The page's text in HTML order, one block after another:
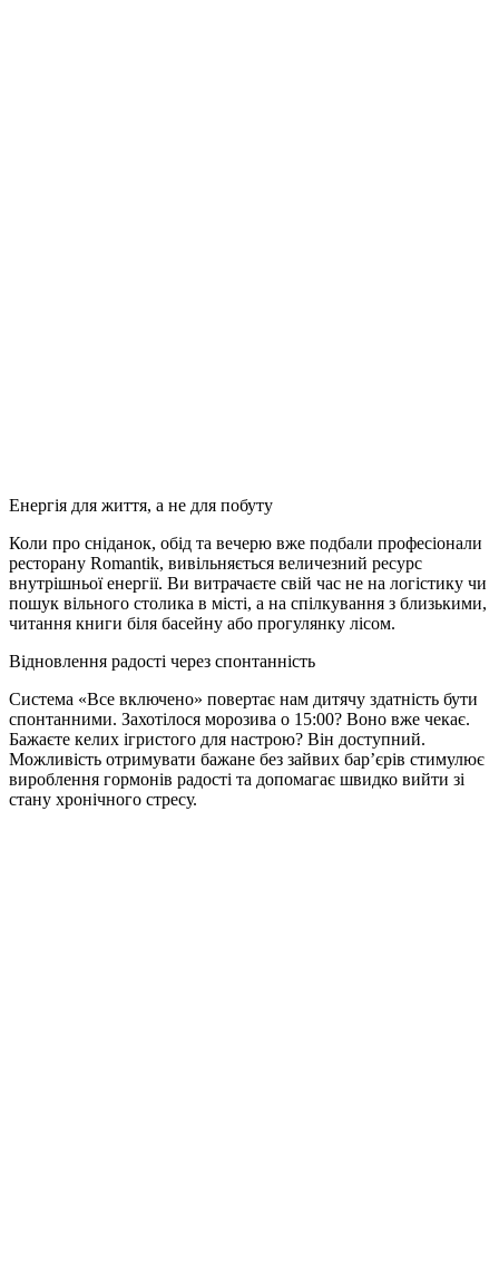
Енергія для життя, а не для побуту
Коли про сніданок, обід та вечерю вже подбали професіонали
ресторану Romantik, вивільняється величезний ресурс
внутрішньої енергії. Ви витрачаєте свій час не на логістику чи
пошук вільного столика в місті, а на спілкування з близькими,
читання книги біля басейну або прогулянку лісом.
Відновлення радості через спонтанність
Система «Все включено» повертає нам дитячу здатність бути
спонтанними. Захотілося морозива о 15:00? Воно вже чекає.
Бажаєте келих ігристого для настрою? Він доступний.
Можливість отримувати бажане без зайвих бар’єрів стимулює
вироблення гормонів радості та допомагає швидко вийти зі
стану хронічного стресу.